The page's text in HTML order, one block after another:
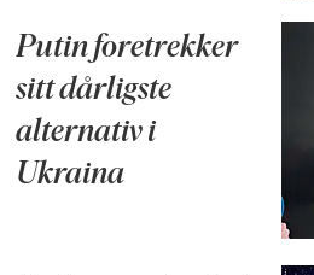
Putin foretrekker
sitt dårligste
alternativ i
Ukraina